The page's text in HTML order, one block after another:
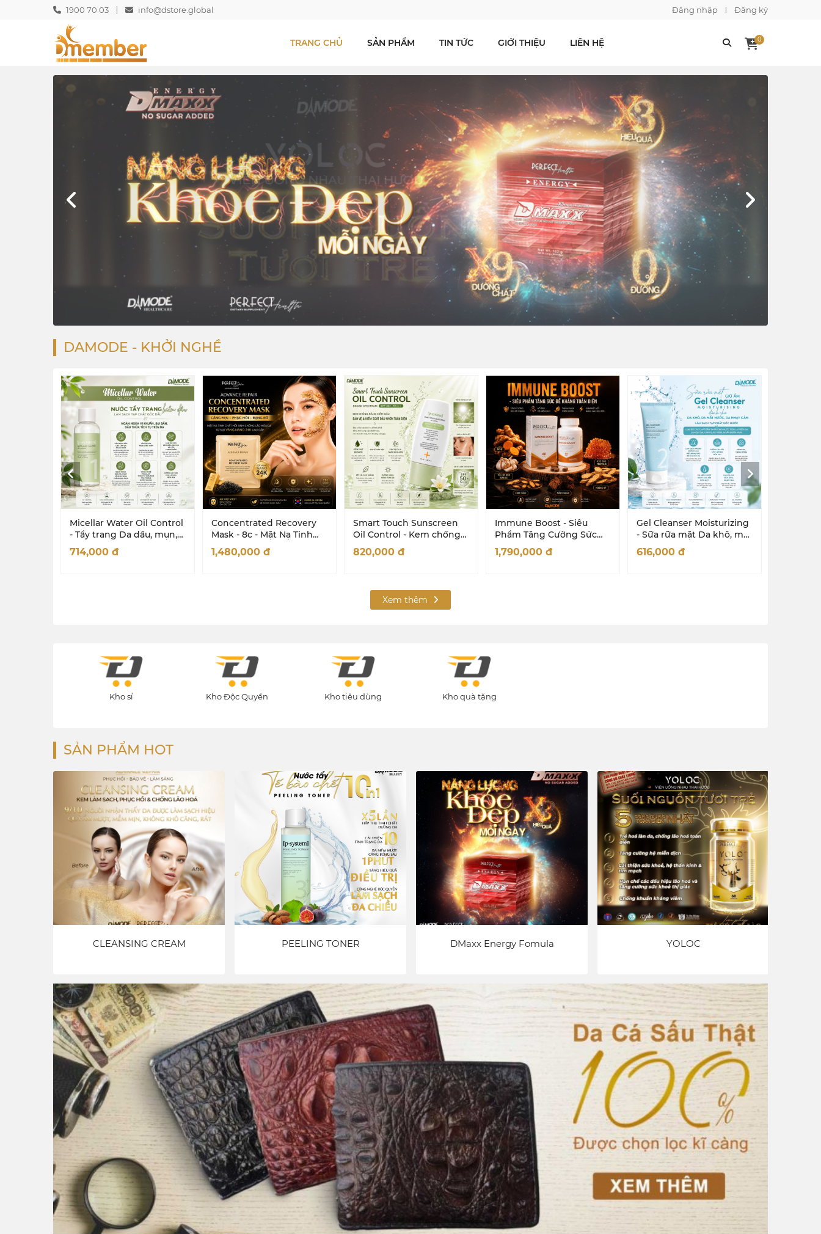
1900 70 03 info@dstore.global Đăng nhập Đăng ký
TRANG CHỦ SẢN PHẨM TIN TỨC GIỚI THIỆU LIÊN HỆ 0
DAMODE - KHỞI NGHỀ
Micellar Water Oil Control
- Tẩy trang Da dầu, mụn,
hỗn hợp
714,000 đ
Concentrated Recovery
Mask - 8c - Mặt Nạ Tinh
Chất Cô Đặc, Tái Sinh,
Phục Hồi da
1,480,000 đ
Smart Touch Sunscreen
Oil Control - Kem chống
nắng Da dầu mụn hỗn
hợp
820,000 đ
Immune Boost - Siêu
Phẩm Tăng Cường Sức
Đề Kháng Toàn Diện
1,790,000 đ
Gel Cleanser Moisturizing
- Sữa rữa mặt Da khô, mất
nước, nhạy cảm
616,000 đ
Xem thêm
Kho sỉ Kho Độc Quyền Kho tiêu dùng Kho quà tặng
SẢN PHẨM HOT
CLEANSING CREAM PEELING TONER DMaxx Energy Fomula YOLOC